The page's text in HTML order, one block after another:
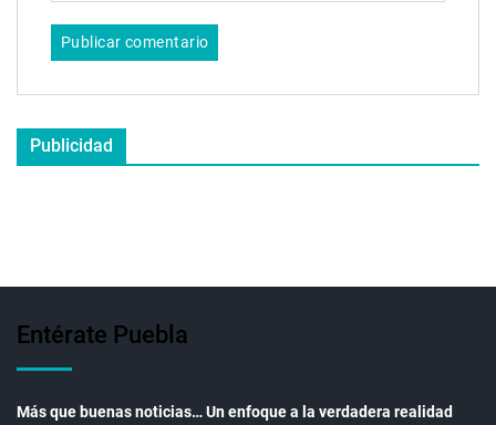
Publicidad
Entérate Puebla
Más que buenas noticias… Un enfoque a la verdadera realidad